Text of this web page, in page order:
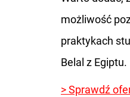
możliwość
praktykach
Belal z Egiptu.
> Sprawdź